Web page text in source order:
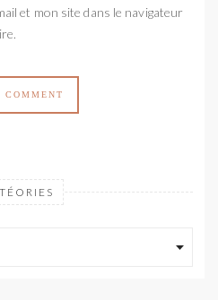
et mon site dans le navigateur